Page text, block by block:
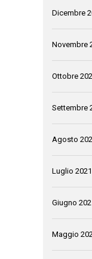
Dicembre
Novembre
Ottobre
Settembre
Agosto
Luglio 2021
Giugno
Maggio